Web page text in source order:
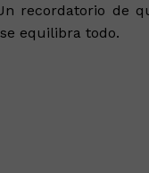
recordatorio de
equilibra todo.